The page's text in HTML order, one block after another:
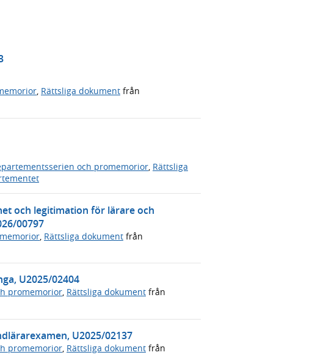
, Rättsliga dokument från
och promemorior, Rättsliga
och legitimation för lärare och
00797
Rättsliga dokument från
U2025/02404
promemorior, Rättsliga dokument från
U2025/02137
promemorior, Rättsliga dokument från